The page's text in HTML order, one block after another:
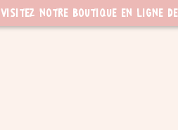
Visitez notre boutique en ligne de